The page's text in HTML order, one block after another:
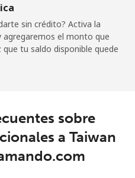
sin crédito? Activa la
agregaremos el monto que
que tu saldo disponible quede
sobre
a Taiwan